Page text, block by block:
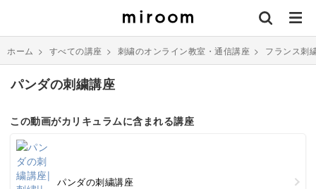
ホーム > すべての講座 > 刺繍のオンライン教室・通信講座 > フランス刺
パンダの刺繍講座
この動画がカリキュラムに含まれる講座
パンダの刺繍講座